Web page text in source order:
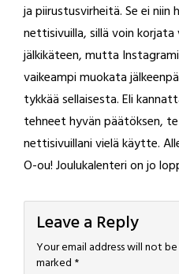
ja piirustusvirheitä. Se ei
nettisivuilla, sillä voin
jälkikäteen, mutta
vaikeampi muokata
tykkää sellaisesta. Eli
tehneet hyvän päätöksen,
nettisivuillani vielä käytte.
O-ou! Joulukalenteri on jo
Leave a Reply
Your email address will not
marked *